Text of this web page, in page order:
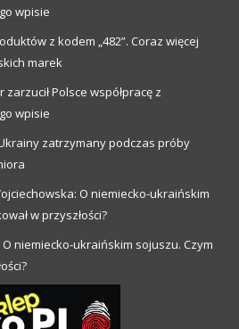
wpisie
z kodem „482”. Coraz więcej
marek
Polsce współpracę z
wpisie
zatrzymany podczas próby
O niemiecko-ukraińskim
w przyszłości?
niemiecko-ukraińskim sojuszu. Czym